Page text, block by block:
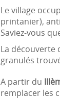
Le village
printanier),
Saviez-vous
La découverte
granulés
A partir du
remplacer les